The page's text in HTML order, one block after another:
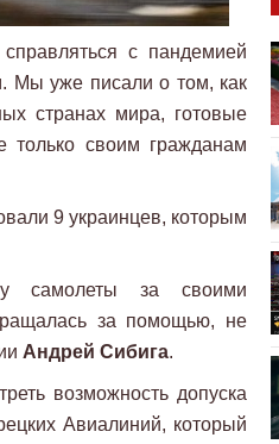
с пандемией
Мы уже писали о том, как
странах мира, готовые
своим гражданам
9 украинцев, которым
самолеты за своими
за помощью, не
Андрей Сибига.
возможность допуска
Авиалиний, который